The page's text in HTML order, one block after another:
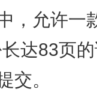
，允许一
达83页
交。